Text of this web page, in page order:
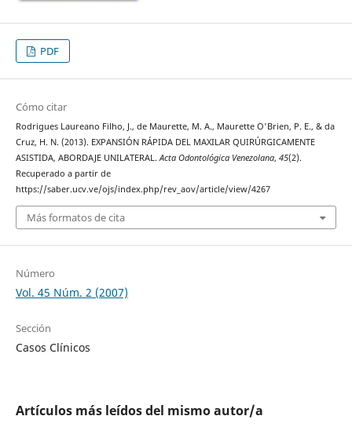
PDF
Cómo citar
Rodrigues Laureano Filho, J., de Maurette, M. A., Maurette O'Brien, P. E., & da
Cruz, H. N. (2013). EXPANSIÓN RÁPIDA DEL MAXILAR QUIRÚRGICAMENTE
ASISTIDA, ABORDAJE UNILATERAL.Acta Odontológica Venezolana, 45(2).
Recuperado a partir de
https://saber.ucv.ve/ojs/index.php/rev_aov/article/view/4267
Más formatos de cita
Número
Vol. 45 Núm. 2 (2007)
Sección
Casos Clínicos
Artículos más leídos del mismo autor/a